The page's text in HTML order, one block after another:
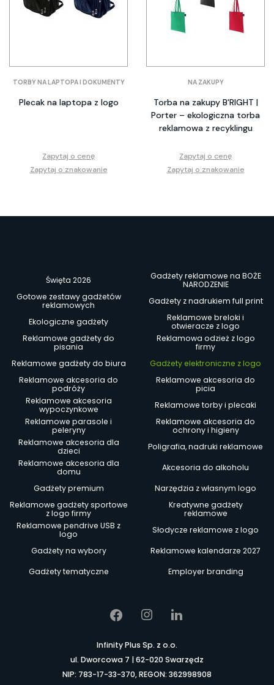
TORBY NA LAPTOPA I DOKUMENTY
Plecak na laptopa z logo
Zapytaj o cenę
Zapytaj o znakowanie
NA ZAKUPY
Torba na zakupy B'RIGHT |
Porter – ekologiczna torba
reklamowa z recyklingu
Zapytaj o cenę
Zapytaj o znakowanie
Święta 2026
Gadżety reklamowe na BOŻE
NARODZENIE
Gotowe zestawy gadżetów
reklamowych
Gadżety z nadrukiem full print
Ekologiczne gadżety
Reklamowe breloki i
otwieracze z logo
Reklamowe gadżety do
pisania
Reklamowa odzież z logo
firmy
Reklamowe gadżety do biura
Gadżety elektroniczne z logo
Reklamowe akcesoria do
podróży
Reklamowe akcesoria do
picia
Reklamowe akcesoria
wypoczynkowe
Reklamowe torby i plecaki
Reklamowe parasole i
peleryny
Reklamowe akcesoria do
ochrony i higieny
Reklamowe akcesoria dla
dzieci
Poligrafia, nadruki reklamowe
Reklamowe akcesoria dla
domu
Akcesoria do alkoholu
Gadżety premium
Narzędzia z własnym logo
Reklamowe gadżety sportowe
z logo firmy
Kreatywne gadżety
reklamowe
Reklamowe pendrive USB z
logo
Słodycze reklamowe z logo
Gadżety na wybory
Reklamowe kalendarze 2027
Gadżety tematyczne
Employer branding
Infinity Plus Sp. z o.o.
ul. Dworcowa 7 | 62-020 Swarzędz
NIP: 783-17-33-370, REGON: 362998908